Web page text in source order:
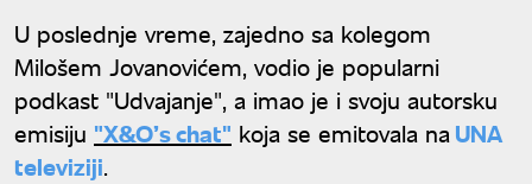
U poslednje vreme, zajedno sa kolegom
Milošem Jovanovićem, vodio je popularni
podkast "Udvajanje", a imao je i svoju autorsku
emisiju "X&O’s chat" koja se emitovala naUNA
televiziji.